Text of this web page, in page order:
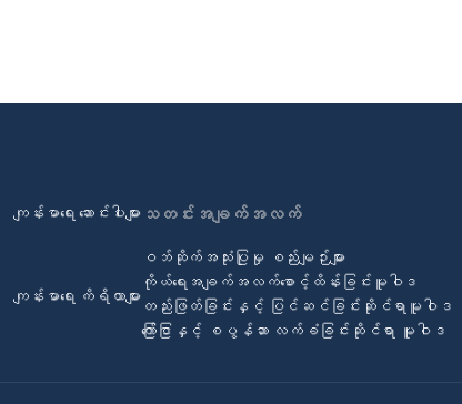
ကျန်းမာရေး ဆောင်းပါးများ
ကျန်းမာရေး ကိရိယာများ
သတင်းအချက်အလက်
ဝဘ်ဆိုက်အသုံးပြုမှု စည်းမျဉ်းများ
ကိုယ်ရေးအချက်အလက်စောင့်ထိန်းခြင်းမူဝါဒ
တည်းဖြတ်ခြင်းနှင့် ပြင်ဆင်ခြင်းဆိုင်ရာမူဝါဒ
ကြော်ငြာနှင့် စပွန်ဆာ လက်ခံခြင်းဆိုင်ရာ မူဝါဒ